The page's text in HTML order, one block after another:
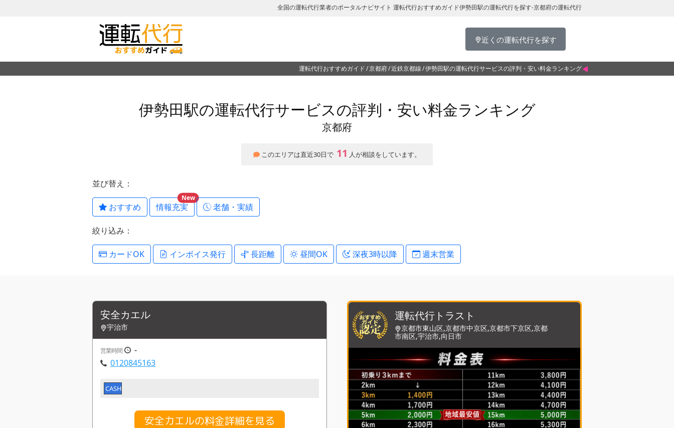
全国の運転代行業者のポータルナビサイト 運転代行おすすめガイド伊勢田駅の運転代行を探す-京都府の運転代行
近くの運転代行を探す
運転代行おすすめガイド 京都府 近鉄京都線 伊勢田駅の運転代行サービスの評判・安い料金ランキング
伊勢田駅の運転代行サービスの評判・安い料金ランキング
京都府
このエリアは直近30日で 11 人が相談をしています。
並び替え：
おすすめ 情報充実
New
老舗・実績
絞り込み：
カードOK インボイス発行 長距離 昼間OK 深夜3時以降 週末営業
安全カエル
宇治市
営業時間
-
0120845163
CASH
安全カエルの料金詳細を見る
運転代行トラスト
京都市東山区,京都市中京区,京都市下京区,京都
市南区,宇治市,向日市